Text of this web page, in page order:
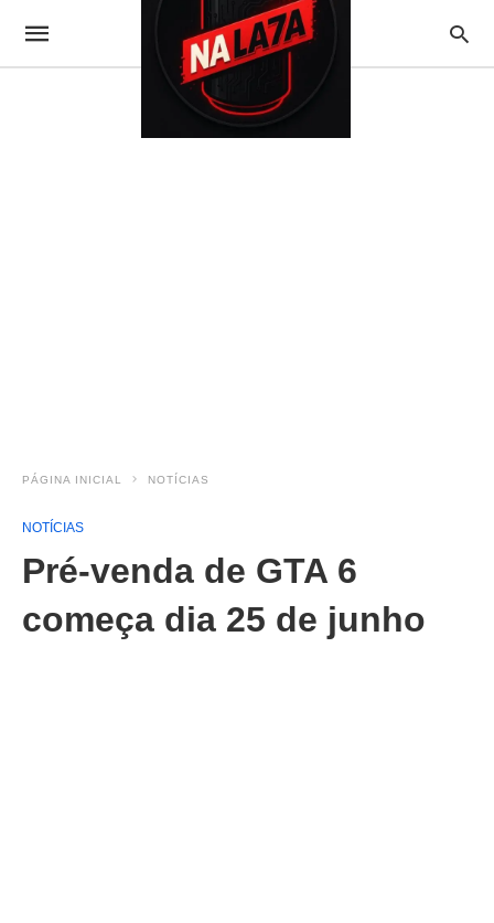
PÁGINA INICIAL NOTÍCIAS
NOTÍCIAS
Pré-venda de GTA 6
começa dia 25 de junho